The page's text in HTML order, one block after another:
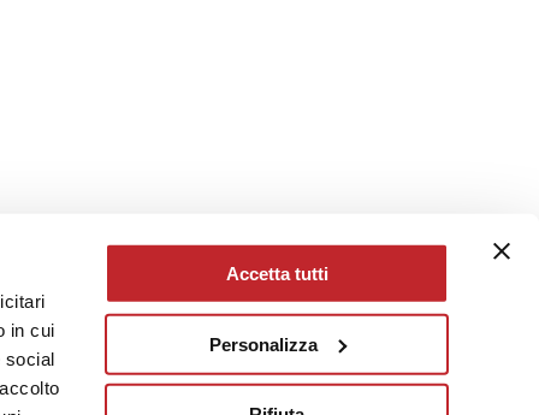
in cui
social
Accetta tutti
Personalizza